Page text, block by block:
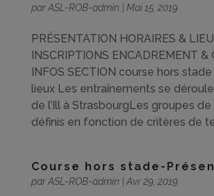
parASL-ROB-admin Mai 15, 2019
PRÉSENTATION HORAIRES &
INSCRIPTIONS ENCADREMENT &
INFOS SECTION course hors
lieux Les entraînements se
de l’Ill à StrasbourgLes groupes
définis en fonction de critères de
Course hors stade-
parASL-ROB-admin Avr 29, 2019